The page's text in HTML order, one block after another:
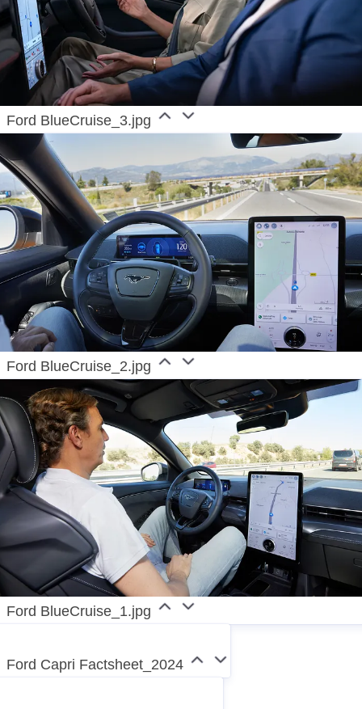
Ford BlueCruise_3.jpg
Ford BlueCruise_2.jpg
Ford BlueCruise_1.jpg
Ford Capri Factsheet_2024